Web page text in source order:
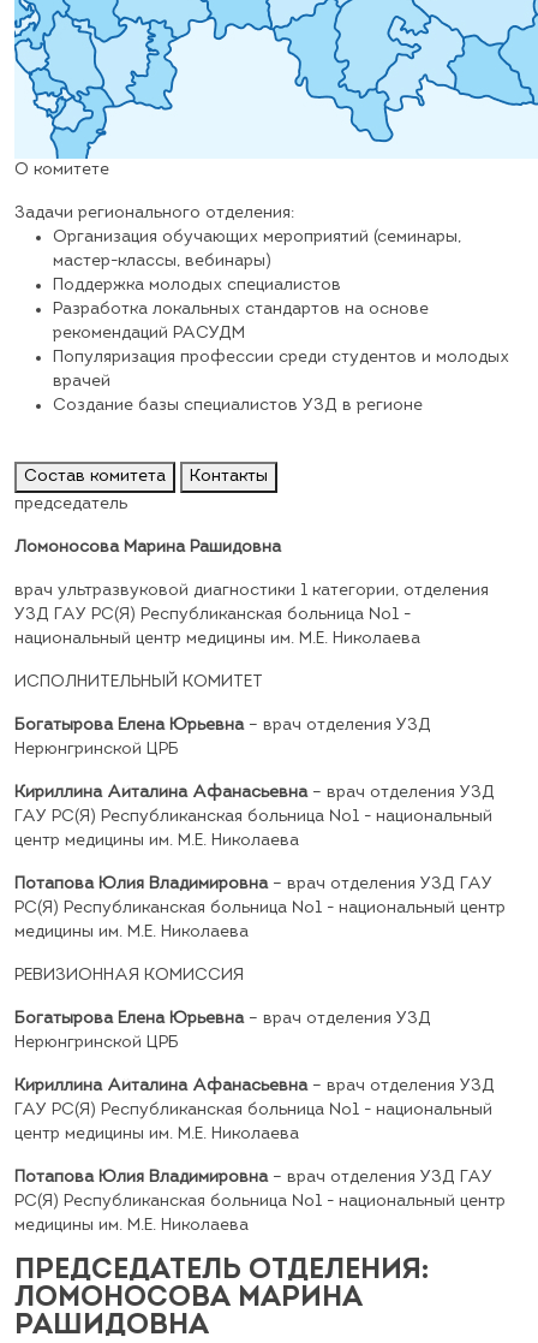
О комитете
Задачи регионального отделения:
Организация обучающих мероприятий (семинары,
мастер-классы, вебинары)
Поддержка молодых специалистов
Разработка локальных стандартов на основе
рекомендаций РАСУДМ
Популяризация профессии среди студентов и молодых
врачей
Создание базы специалистов УЗД в регионе
Состав комитета
Контакты
председатель
Ломоносова Марина Рашидовна
врач ультразвуковой диагностики 1 категории, отделения
УЗД ГАУ РС(Я) Республиканская больница №1 -
национальный центр медицины им. М.Е. Николаева
ИСПОЛНИТЕЛЬНЫЙ КОМИТЕТ
Богатырова Елена Юрьевна– врач отделения УЗД
Нерюнгринской ЦРБ
Кириллина Айталина Афанасьевна– врач отделения УЗД
ГАУ РС(Я) Республиканская больница №1 - национальный
центр медицины им. М.Е. Николаева
Потапова Юлия Владимировна– врач отделения УЗД ГАУ
РС(Я) Республиканская больница №1 - национальный центр
медицины им. М.Е. Николаева
РЕВИЗИОННАЯ КОМИССИЯ
Богатырова Елена Юрьевна– врач отделения УЗД
Нерюнгринской ЦРБ
Кириллина Айталина Афанасьевна– врач отделения УЗД
ГАУ РС(Я) Республиканская больница №1 - национальный
центр медицины им. М.Е. Николаева
Потапова Юлия Владимировна– врач отделения УЗД ГАУ
РС(Я) Республиканская больница №1 - национальный центр
медицины им. М.Е. Николаева
ПРЕДСЕДАТЕЛЬ ОТДЕЛЕНИЯ:
ЛОМОНОСОВА МАРИНА
РАШИДОВНА